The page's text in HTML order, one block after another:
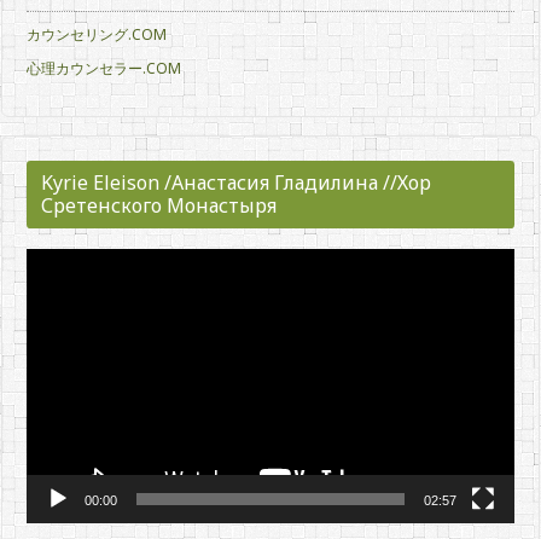
カウンセリング.COM
心理カウンセラー.COM
Kyrie Eleison /Анастасия Гладилина //Хор
Сретенского Монастыря
画
ー
ー
00:00 02:57